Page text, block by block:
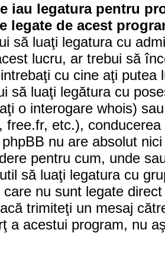
iau legatura pentru
legate de acest
să luaţi legatura cu
lucru, ar trebui să
cu cine aţi putea
să luaţi legătura cu
o interogare whois)
free.fr, etc.),
nu are absolut
pentru cum, unde
să luaţi legatura cu
care nu sunt legate
trimiteţi un mesaj
a acestui program, nu